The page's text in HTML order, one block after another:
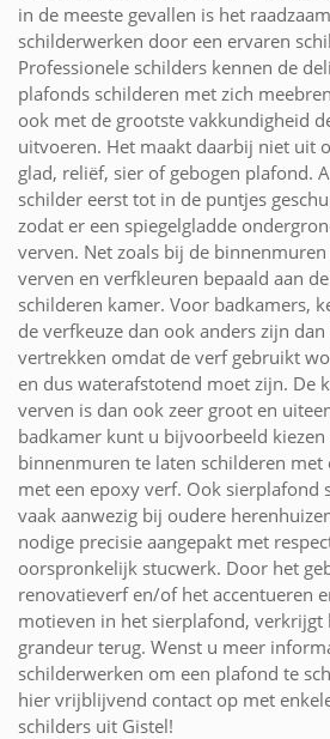
in de meeste gevallen is het
schilderwerken door een ervaren
Professionele schilders kennen de
plafonds schilderen met zich
ook met de grootste vakkundigheid
uitvoeren. Het maakt daarbij niet uit
glad, reliëf, sier of gebogen plafond.
schilder eerst tot in de puntjes
zodat er een spiegelgladde
verven. Net zoals bij de
verven en verfkleuren bepaald aan
schilderen kamer. Voor badkamers,
de verfkeuze dan ook anders zijn
vertrekken omdat de verf gebruikt
en dus waterafstotend moet zijn. De
verven is dan ook zeer groot en
badkamer kunt u bijvoorbeeld
binnenmuren te laten schilderen
met een epoxy verf. Ook sierplafond
vaak aanwezig bij oudere
nodige precisie aangepakt met
oorspronkelijk stucwerk. Door het
renovatieverf en/of het accentueren
motieven in het sierplafond, verkrijgt
grandeur terug. Wenst u meer
schilderwerken om een plafond te
hier vrijblijvend contact op met
schilders uit Gistel!